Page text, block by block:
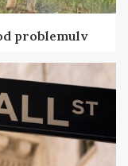
problemulv